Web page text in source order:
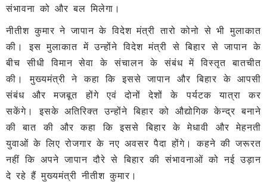
संभावना को और बल मिलेगा।
नीतीश कुमार ने जापान के विदेश मंत्री तारो कोनो से भी मुलाकात
की। इस मुलाकात में उन्होंने विदेश मंत्री से बिहार से जापान के
बीच सीधी विमान सेवा के संचालन के संबंध में विस्तृत बातचीत
की। मुख्यमंत्री ने कहा कि इससे जापान और बिहार के आपसी
संबंध और मजबूत होंगे एवं दोनों देशों के पर्यटक यात्रा कर
सकेंगे। इसके अतिरिक्त उन्होंने बिहार को औद्योगिक केन्द्र बनाने
की बात की और कहा कि इससे बिहार के मेधावी और मेहनती
युवाओं के लिए रोजगार के नए अवसर पैदा होंगे। कहने की जरूरत
नहीं कि अपने जापान दौरे से बिहार की संभावनाओं को नई उड़ान
दे रहे हैं मुख्यमंत्री नीतीश कुमार।